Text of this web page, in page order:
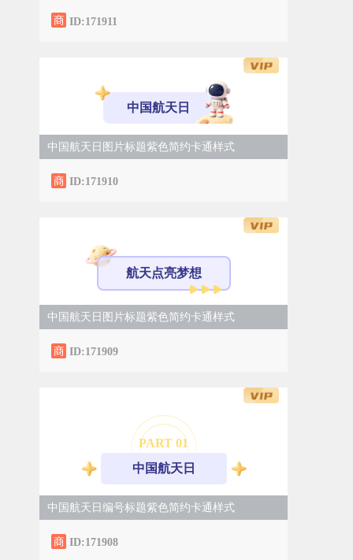
ID:171911
中国航天日
中国航天日图片标题紫色简约卡通样式
ID:171910
航天点亮梦想
中国航天日图片标题紫色简约卡通样式
ID:171909
PART 01
中国航天日
中国航天日编号标题紫色简约卡通样式
ID:171908